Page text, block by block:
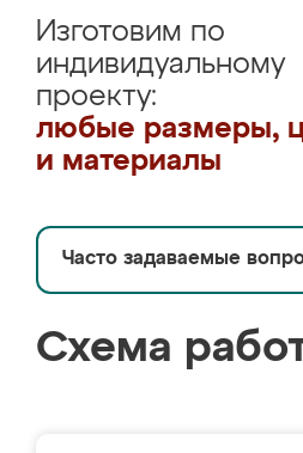
Изготовим по
индивидуальному
проекту:
любые размеры,
и материалы
Часто задаваемые
Схема